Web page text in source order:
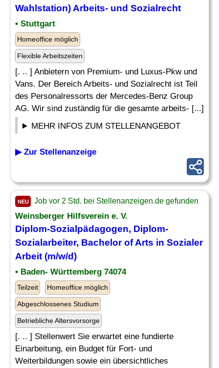
Wahlstation) Arbeits- und Sozialrecht
• Stuttgart
Homeoffice möglich
Flexible Arbeitszeiten
[. .. ] Anbietern von Premium- und Luxus-Pkw und
Vans. Der Bereich Arbeits- und Sozialrecht ist Teil
des Personalressorts der Mercedes-Benz Group
AG. Wir sind zuständig für die gesamte arbeits- [...]
MEHR INFOS ZUM STELLENANGEBOT
▶ Zur Stellenanzeige
NEU Job vor 2 Std. bei Stellenanzeigen.de gefunden
Weinsberger Hilfsverein e. V.
Diplom-Sozialpädagogen, Diplom-
Sozialarbeiter, Bachelor of Arts in Sozialer
Arbeit (m/w/d)
• Baden- Württemberg 74074
Teilzeit Homeoffice möglich
Abgeschlossenes Studium
Betriebliche Altersvorsorge
[. .. ] Stellenwert Sie erwartet eine fundierte
Einarbeitung, ein Budget für Fort- und
Weiterbildungen sowie ein übersichtliches